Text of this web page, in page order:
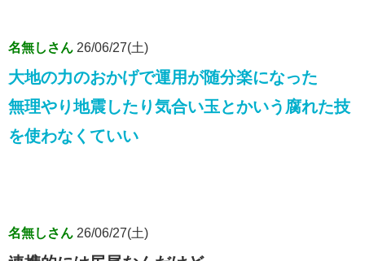
名無しさん 26/06/27(土)
大地の力のおかげで運用が随分楽になった
無理やり地震したり気合い玉とかいう腐れた技
を使わなくていい
名無しさん 26/06/27(土)